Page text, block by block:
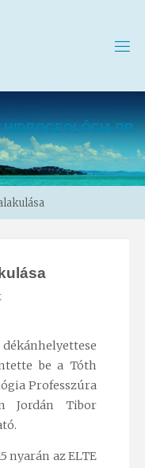
H DROG EOLÓG A P R
be a Tóth
Professzúra
Jordán Tibor
nyarán az ELTE